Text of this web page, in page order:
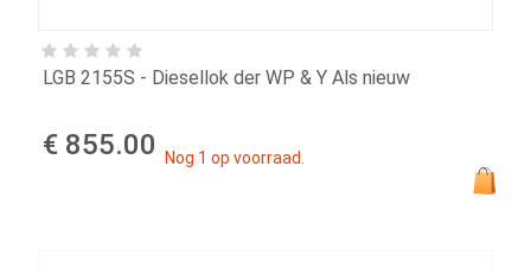
LGB 2155S - Diesellok der WP & Y Als nieuw
€ 855.00 Nog 1 op voorraad.